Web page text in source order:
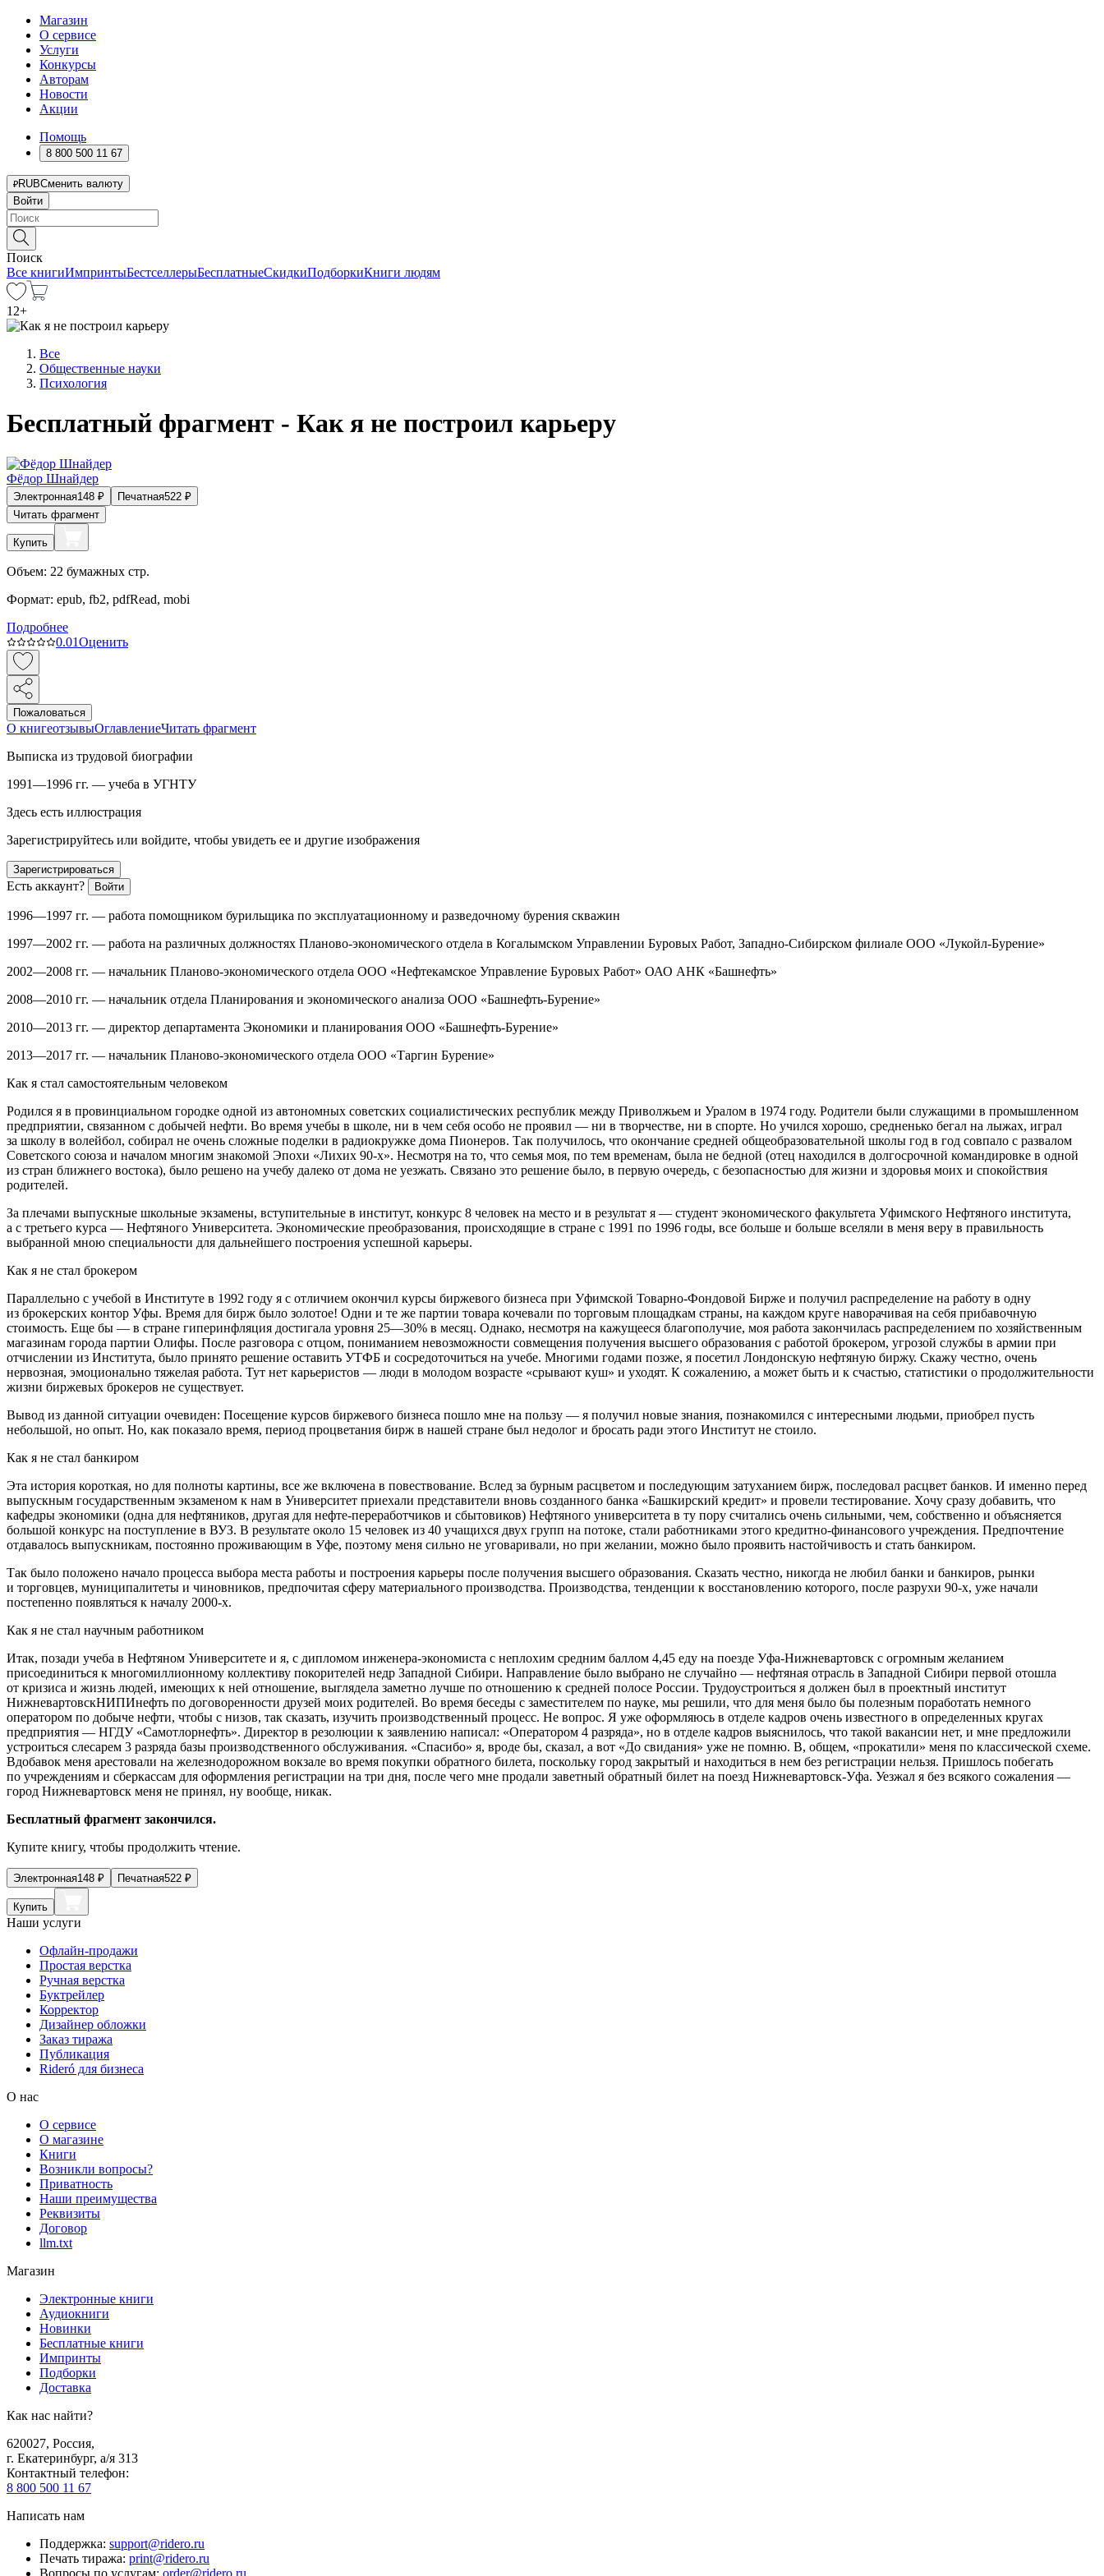
Магазин
О сервисе
Услуги
Конкурсы
Авторам
Новости
Акции
Помощь
8 800 500 11 67
RUBСменить валюту
Войти
Поиск
Все книгиИмпринтыБестселлерыБесплатныеСкидкиПодборкиКниги людям
12+
Все
Общественные науки
Психология
Бесплатный фрагмент - Как я не построил карьеру
Фёдор Шнайдер
Электронная148 ₽ Печатная522 ₽
Читать фрагмент
Купить
Объем: 22 бумажных стр.
Формат: epub, fb2, pdfRead, mobi
Подробнее
0.01Оценить
Пожаловаться
О книгеотзывыОглавлениеЧитать фрагмент
Выписка из трудовой биографии
1991—1996 гг. — учеба в УГНТУ
Здесь есть иллюстрация
Зарегистрируйтесь или войдите, чтобы увидеть ее и другие изображения
Зарегистрироваться
Есть аккаунт? Войти
1996—1997 гг. — работа помощником бурильщика по эксплуатационному и разведочному бурения скважин
1997—2002 гг. — работа на различных должностях Планово-экономического отдела в Когалымском Управлении Буровых Работ, Западно-Сибирском филиале ООО «Лукойл-Бурение»
2002—2008 гг. — начальник Планово-экономического отдела ООО «Нефтекамское Управление Буровых Работ» ОАО АНК «Башнефть»
2008—2010 гг. — начальник отдела Планирования и экономического анализа ООО «Башнефть-Бурение»
2010—2013 гг. — директор департамента Экономики и планирования ООО «Башнефть-Бурение»
2013—2017 гг. — начальник Планово-экономического отдела ООО «Таргин Бурение»
Как я стал самостоятельным человеком
Родился я в провинциальном городке одной из автономных советских социалистических республик между Приволжьем и Уралом в 1974 году. Родители были служащими в промышленном
предприятии, связанном с добычей нефти. Во время учебы в школе, ни в чем себя особо не проявил — ни в творчестве, ни в спорте. Но учился хорошо, средненько бегал на лыжах, играл
за школу в волейбол, собирал не очень сложные поделки в радиокружке дома Пионеров. Так получилось, что окончание средней общеобразовательной школы год в год совпало с развалом
Советского союза и началом многим знакомой Эпохи «Лихих 90-х». Несмотря на то, что семья моя, по тем временам, была не бедной (отец находился в долгосрочной командировке в одной
из стран ближнего востока), было решено на учебу далеко от дома не уезжать. Связано это решение было, в первую очередь, с безопасностью для жизни и здоровья моих и спокойствия
родителей.
За плечами выпускные школьные экзамены, вступительные в институт, конкурс 8 человек на место и в результат я — студент экономического факультета Уфимского Нефтяного института,
а с третьего курса — Нефтяного Университета. Экономические преобразования, происходящие в стране с 1991 по 1996 годы, все больше и больше вселяли в меня веру в правильность
выбранной мною специальности для дальнейшего построения успешной карьеры.
Как я не стал брокером
Параллельно с учебой в Институте в 1992 году я с отличием окончил курсы биржевого бизнеса при Уфимской Товарно-Фондовой Бирже и получил распределение на работу в одну
из брокерских контор Уфы. Время для бирж было золотое! Одни и те же партии товара кочевали по торговым площадкам страны, на каждом круге наворачивая на себя прибавочную
стоимость. Еще бы — в стране гиперинфляция достигала уровня 25—30% в месяц. Однако, несмотря на кажущееся благополучие, моя работа закончилась распределением по хозяйственным
магазинам города партии Олифы. После разговора с отцом, пониманием невозможности совмещения получения высшего образования с работой брокером, угрозой службы в армии при
отчислении из Института, было принято решение оставить УТФБ и сосредоточиться на учебе. Многими годами позже, я посетил Лондонскую нефтяную биржу. Скажу честно, очень
нервозная, эмоционально тяжелая работа. Тут нет карьеристов — люди в молодом возрасте «срывают куш» и уходят. К сожалению, а может быть и к счастью, статистики о продолжительности
жизни биржевых брокеров не существует.
Вывод из данной ситуации очевиден: Посещение курсов биржевого бизнеса пошло мне на пользу — я получил новые знания, познакомился с интересными людьми, приобрел пусть
небольшой, но опыт. Но, как показало время, период процветания бирж в нашей стране был недолог и бросать ради этого Институт не стоило.
Как я не стал банкиром
Эта история короткая, но для полноты картины, все же включена в повествование. Вслед за бурным расцветом и последующим затуханием бирж, последовал расцвет банков. И именно перед
выпускным государственным экзаменом к нам в Университет приехали представители вновь созданного банка «Башкирский кредит» и провели тестирование. Хочу сразу добавить, что
кафедры экономики (одна для нефтяников, другая для нефте-переработчиков и сбытовиков) Нефтяного университета в ту пору считались очень сильными, чем, собственно и объясняется
большой конкурс на поступление в ВУЗ. В результате около 15 человек из 40 учащихся двух групп на потоке, стали работниками этого кредитно-финансового учреждения. Предпочтение
отдавалось выпускникам, постоянно проживающим в Уфе, поэтому меня сильно не уговаривали, но при желании, можно было проявить настойчивость и стать банкиром.
Так было положено начало процесса выбора места работы и построения карьеры после получения высшего образования. Сказать честно, никогда не любил банки и банкиров, рынки
и торговцев, муниципалитеты и чиновников, предпочитая сферу материального производства. Производства, тенденции к восстановлению которого, после разрухи 90-х, уже начали
постепенно появляться к началу 2000-х.
Как я не стал научным работником
Итак, позади учеба в Нефтяном Университете и я, с дипломом инженера-экономиста с неплохим средним баллом 4,45 еду на поезде Уфа-Нижневартовск с огромным желанием
присоединиться к многомиллионному коллективу покорителей недр Западной Сибири. Направление было выбрано не случайно — нефтяная отрасль в Западной Сибири первой отошла
от кризиса и жизнь людей, имеющих к ней отношение, выглядела заметно лучше по отношению к средней полосе России. Трудоустроиться я должен был в проектный институт
НижневартовскНИПИнефть по договоренности друзей моих родителей. Во время беседы с заместителем по науке, мы решили, что для меня было бы полезным поработать немного
оператором по добыче нефти, чтобы с низов, так сказать, изучить производственный процесс. Не вопрос. Я уже оформляюсь в отделе кадров очень известного в определенных кругах
предприятия — НГДУ «Самотлорнефть». Директор в резолюции к заявлению написал: «Оператором 4 разряда», но в отделе кадров выяснилось, что такой вакансии нет, и мне предложили
устроиться слесарем 3 разряда базы производственного обслуживания. «Спасибо» я, вроде бы, сказал, а вот «До свидания» уже не помню. В, общем, «прокатили» меня по классической схеме.
Вдобавок меня арестовали на железнодорожном вокзале во время покупки обратного билета, поскольку город закрытый и находиться в нем без регистрации нельзя. Пришлось побегать
по учреждениям и сберкассам для оформления регистрации на три дня, после чего мне продали заветный обратный билет на поезд Нижневартовск-Уфа. Уезжал я без всякого сожаления —
город Нижневартовск меня не принял, ну вообще, никак.
Бесплатный фрагмент закончился.
Купите книгу, чтобы продолжить чтение.
Электронная148 ₽ Печатная522 ₽
Купить
Наши услуги
Офлайн-продажи
Простая верстка
Ручная верстка
Буктрейлер
Корректор
Дизайнер обложки
Заказ тиража
Публикация
Rideró для бизнеса
О нас
О сервисе
О магазине
Книги
Возникли вопросы?
Приватность
Наши преимущества
Реквизиты
Договор
llm.txt
Магазин
Электронные книги
Аудиокниги
Новинки
Бесплатные книги
Импринты
Подборки
Доставка
Как нас найти?
620027, Россия,
г. Екатеринбург, а/я 313
Контактный телефон:
8 800 500 11 67
Написать нам
Поддержка: support@ridero.ru
Печать тиража: print@ridero.ru
Вопросы по услугам: order@ridero.ru